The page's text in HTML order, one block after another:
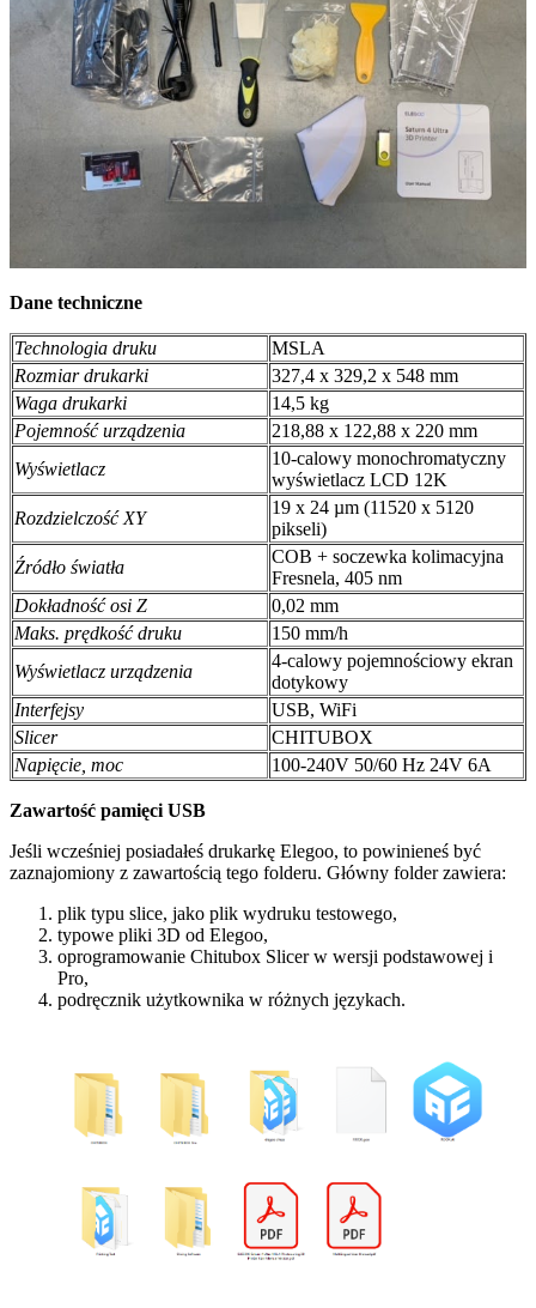
Dane techniczne
Technologia druku
MSLA
Rozmiar drukarki
327,4 x 329,2 x 548 mm
Waga drukarki
14,5 kg
Pojemność urządzenia
218,88 x 122,88 x 220 mm
Wyświetlacz
10-calowy monochromatyczny
wyświetlacz LCD 12K
Rozdzielczość XY
19 x 24 µm (11520 x 5120
pikseli)
Źródło światła
COB + soczewka kolimacyjna
Fresnela, 405 nm
Dokładność osi Z
0,02 mm
Maks. prędkość druku
150 mm/h
Wyświetlacz urządzenia
4-calowy pojemnościowy ekran
dotykowy
Interfejsy
USB, WiFi
Slicer
CHITUBOX
Napięcie, moc
100-240V 50/60 Hz 24V 6A
Zawartość pamięci USB
Jeśli wcześniej posiadałeś drukarkę Elegoo, to powinieneś być
zaznajomiony z zawartością tego folderu. Główny folder zawiera:
plik typu slice, jako plik wydruku testowego,
typowe pliki 3D od Elegoo,
oprogramowanie Chitubox Slicer w wersji podstawowej i
Pro,
podręcznik użytkownika w różnych językach.